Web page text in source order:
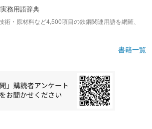
務用語辞典
術・原材料など4,500項目の鉄鋼関連用語を網羅、
書籍一覧